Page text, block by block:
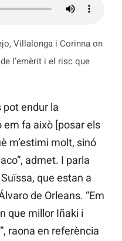
Villalonga i Corinna on
l’emèrit i el risc que
pot endur la
em fa això [posar els
m’estimi molt, sinó
admet. I parla
que estan a
de Orleans. “Em
que millor Iñaki i
raona en referència